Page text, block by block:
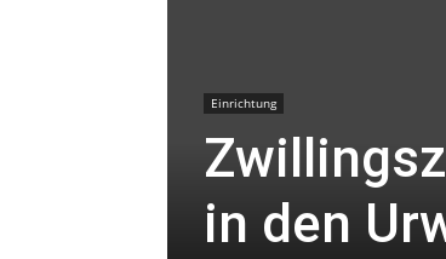
Einrichtung
in den